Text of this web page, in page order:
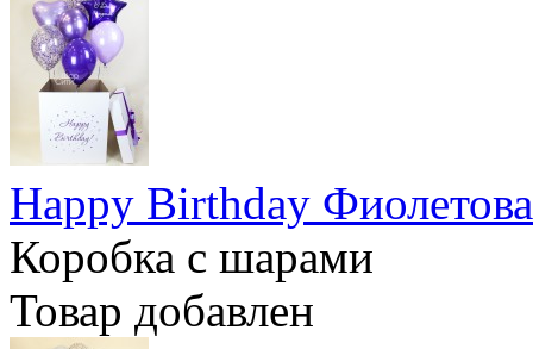
Happy Birthday
Коробка с шарами
Товар добавлен